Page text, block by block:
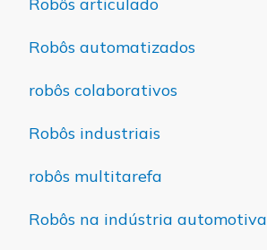
Robôs automatizados
robôs colaborativos
Robôs industriais
robôs multitarefa
Robôs na indústria automotiva